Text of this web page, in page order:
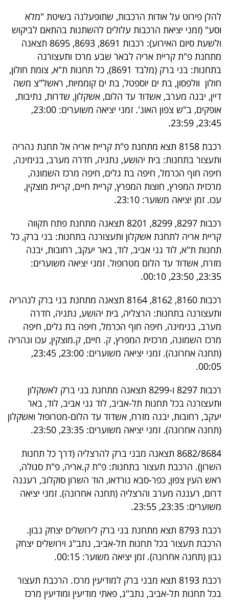
דרושים
ניוזלטרים
מייל
אדום
פרסמו
באייס
עקבו
אחרינו:
להלן פירוט על אודות הרכבות, שתופעלנה בשיטת "מלא
וסע" (זמני יציאת הרכבות עלולים להשתנות בהתאם לביקוש
ולשעת סיום האירוע): רכבות 8691, 8693, 8695 תצאנה
מתחנת פ"ת קריית אריה לבאר שבע מרכז ותעצורנה
בתחנות: בני ברק (מלבד 8691), כל תחנות ת"א, צומת חולון,
חולון וולפסון, בת ים יוספטל, בת ים קוממיות, ראשל"צ משה
דיין, יבנה מערב, אשדוד עד הלום, אשקלון, שדרות, נתיבות,
אופקים, ב"ש צפון האונ'. זמני יציאה משוערים: 23:00,
23:45, 23:59.
רכבת 8158 תצא מתחנת פ"ת קריית אריה אל תחנת נהריה
ותעצור בתחנות: בית יהושע, נתניה, חדרה מערב, בנימינה,
חיפה חוף הכרמל, חיפה בת גלים, חיפה מרכז השמונה,
מרכזית המפרץ, חוצות המפרץ, קריית חיים, קריית מוצקין,
עכו. זמן יציאה משוער: 23:10.
רכבות 8297, 8299, 8201 תצאנה מתחנת פתח תקווה
קריית אריה לתחנת אשקלון ותעצורנה בתחנות: בני ברק, כל
תחנות ת"א, לוד גני אביב, לוד, באר יעקב, רחובות, יבנה
מזרח, אשדוד עד הלום מטרופול. זמני יציאה משוערים:
23:35, 23:50, 00:10.
רכבות 8160, 8162, 8164 תצאנה מתחנת בני ברק לנהריה
ותעצורנה בתחנות: הרצליה, בית יהושע, נתניה, חדרה
מערב, בנימינה, חיפה חוף הכרמל, חיפה בת גלים, חיפה
מרכז השמונה, מרכזית המפרץ, ק. חיים, ק.מוצקין, עכו ונהריה
(תחנה אחרונה). זמני יציאה משוערים: 23:00, 23:45,
00:05.
רכבות 8297 ו-8299 תצאנה מתחנת בני ברק לאשקלון
ותעצורנה בכל תחנות תל-אביב, לוד גני אביב, לוד, באר
יעקב, רחובות, יבנה מזרח, אשדוד עד הלום-מטרופול ואשקלון
(תחנה אחרונה). זמני יציאה משוערים: 23:35, 23:50.
8682/8684 תצאנה מבני ברק להרצליה (דרך כל תחנות
השרון). הרכבת תעצור בתחנות: פ"ת ק.אריה, פ"ת סגולה,
ראש העין צפון, כפר-סבא נורדאו, הוד השרון סוקלוב, רעננה
דרום, רעננה מערב והרצליה (תחנה אחרונה). זמני יציאה
משוערים: 23:35, 23:55.
רכבת 8793 תצא מתחנת בני ברק לירושלים יצחק נבון.
הרכבת תעצור בכל תחנות תל-אביב, נתב"ג וירושלים יצחק
נבון (תחנה אחרונה). זמן יציאה משוער: 00:15.
רכבת 8193 תצא מבני ברק למודיעין מרכז. הרכבת תעצור
בכל תחנות תל-אביב, נתב"ג, פאתי מודיעין ומודיעין מרכז